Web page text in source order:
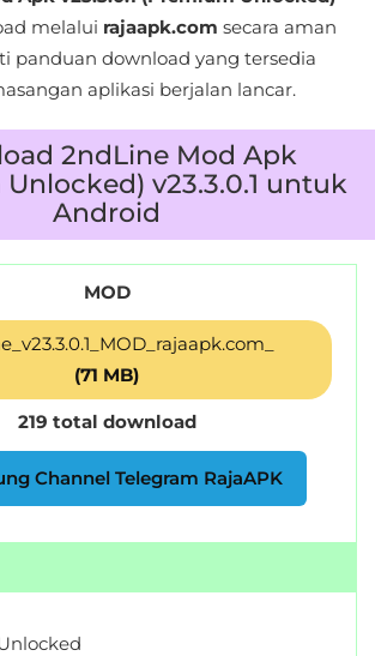
melalui rajaapk.com secara aman
panduan download yang tersedia
aplikasi berjalan lancar.
2ndLine Mod Apk
v23.3.0.1 untuk
Android
MOD
(71 MB)
219 total download
Channel Telegram RajaAPK